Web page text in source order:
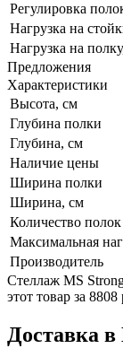
Регулировка
Нагрузка на
Нагрузка на
Предложения
Характеристики
Высота, см
Глубина полки
Глубина, см
Наличие цены
Ширина полки
Ширина, см
Количество полок
Максимальная
Производитель
Стеллаж MS
этот товар за
Доставка